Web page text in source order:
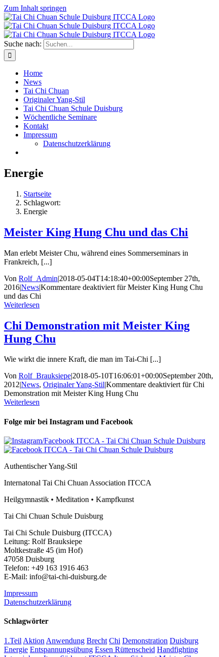
Zum Inhalt springen
Suche nach:
Home
News
Tai Chi Chuan
Originaler Yang-Stil
Tai Chi Chuan Schule Duisburg
Wöchentliche Seminare
Kontakt
Impressum
Datenschutzerklärung
Energie
Startseite
Schlagwort:
Energie
Meister King Hung Chu und das Chi
Man erlebt Meister Chu, während eines Sommerseminars in
Frankreich, [...]
Von Rolf_Admin|2018-05-04T14:18:40+00:00September 27th,
2016|News|Kommentare deaktiviert für Meister King Hung Chu
und das Chi
Weiterlesen
Chi Demonstration mit Meister King
Hung Chu
Wie wirkt die innere Kraft, die man im Tai-Chi [...]
Von Rolf_Brauksiepe|2018-05-10T16:06:01+00:00September 20th,
2012|News, Originaler Yang-Stil|Kommentare deaktiviertfür Chi
Demonstration mit Meister King Hung Chu
Weiterlesen
Folge mir bei Instagram und Facebook
Authentischer Yang-Stil
Internatonal Tai Chi Chuan Association ITCCA
Heilgymnastik • Meditation • Kampfkunst
Tai Chi Chuan Schule Duisburg
Tai Chi Schule Duisburg (ITCCA)
Leitung: Rolf Brauksiepe
Moltkestraße 45 (im Hof)
47058 Duisburg
Telefon: +49 163 1916 463
E-Mail: info@tai-chi-duisburg.de
Impressum
Datenschutzerklärung
Schlagwörter
1.Teil Aktion Anwendung Brecht Chi Demonstration Duisburg
Energie Entspannungsübung Essen Rüttenscheid Handfighting